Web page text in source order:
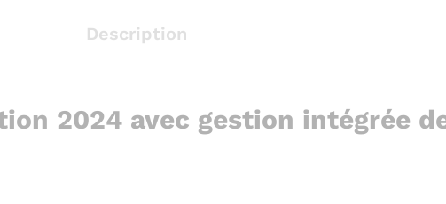
Description
2024 avec gestion intégrée